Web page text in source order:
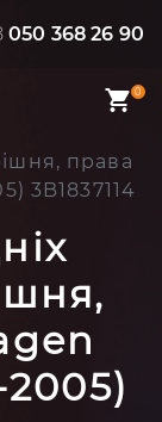
050 368 26 90
0
права
3B1837114